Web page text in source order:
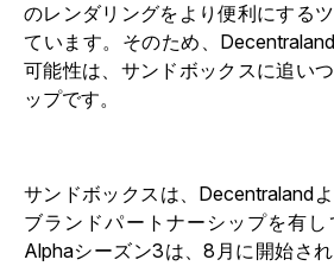
のレンダリングをより便利にする
ています。そのため、
可能性は、サンドボックスに追い
ップです。
サンドボックスは、Decentraland
ブランドパートナーシップを有
Alphaシーズン3は、8月に開始さ